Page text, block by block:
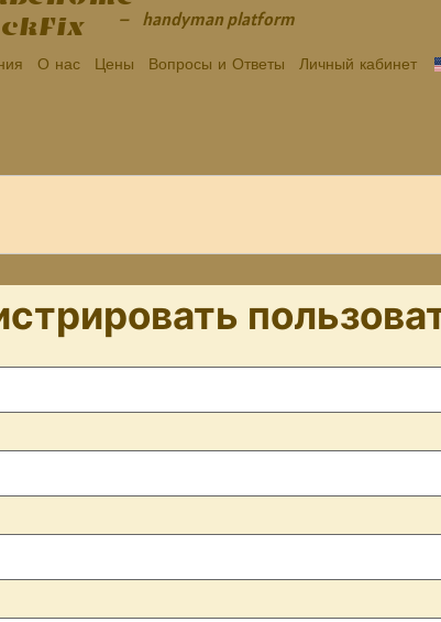
– handyman platform
О нас Цены Вопросы и Ответы Личный кабинет